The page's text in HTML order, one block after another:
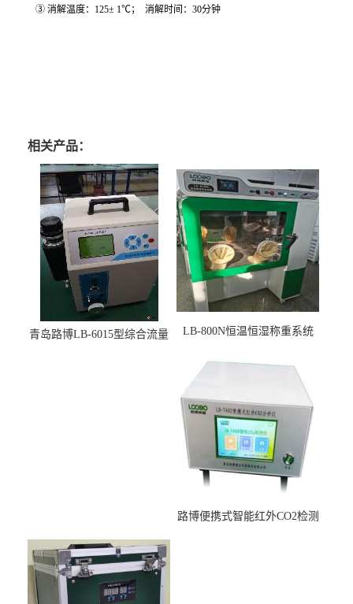
③ 消解温度：125± 1℃； 消解时间：30分钟
相关产品：
青岛路博LB-6015型综合流量
LB-800N恒温恒湿称重系统
路博便携式智能红外CO2检测